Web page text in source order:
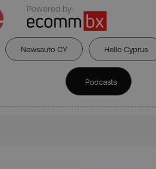
Powered by:
Newsauto CY Hello Cyprus
Podcasts